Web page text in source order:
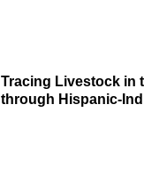
Tracing Livestock in
through Hispanic-